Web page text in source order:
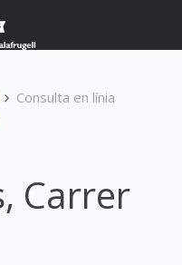
Consulta en línia
Carrer